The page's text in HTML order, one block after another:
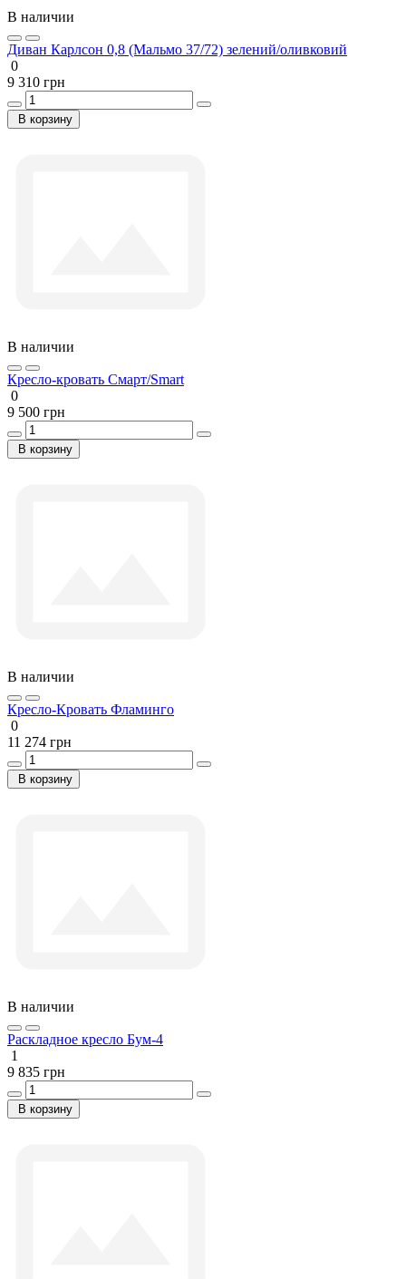
В наличии
Диван Карлсон 0,8 (Мальмо 37/72) зелений/оливковий
0
9 310 грн
В корзину
В наличии
Кресло-кровать Смарт/Smart
0
9 500 грн
В корзину
В наличии
Кресло-Кровать Фламинго
0
11 274 грн
В корзину
В наличии
Раскладное кресло Бум-4
1
9 835 грн
В корзину